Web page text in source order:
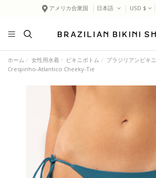
アメリカ合衆国 日本語 USD $
ホーム 女性用水着 ビキニボトム ブラジリアンビキニ
Crespinho-Atlantico Cheeky-Tie